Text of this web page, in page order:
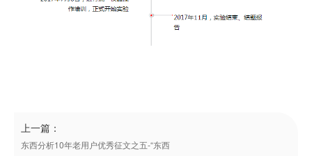
上一篇：
东西分析10年老用户优秀征文之五-“东西